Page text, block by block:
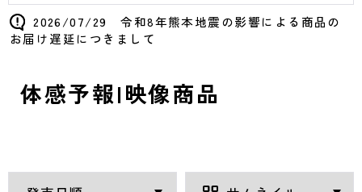
2026/07/29 令和8年熊本地震の影響による商品の
お届け遅延につきまして
体感予報|映像商品